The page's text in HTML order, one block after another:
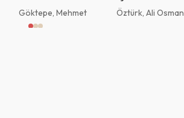
çözümlemeleri
Göktepe, Mehmet
bankacılık ve
Öztürk, Ali Osman